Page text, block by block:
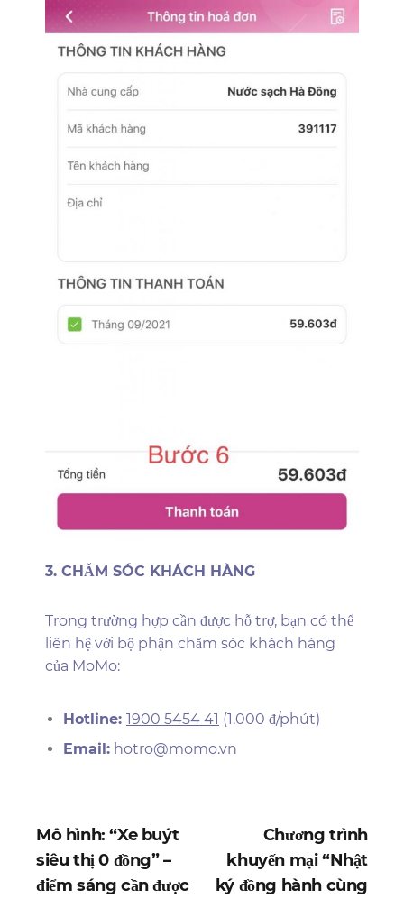
3. CHĂM SÓC KHÁCH HÀNG
Trong trường hợp cần được hỗ trợ, bạn có thể
liên hệ với bộ phận chăm sóc khách hàng
của MoMo:
Hotline: 1900 5454 41 (1.000 đ/phút)
Email: hotro@momo.vn
Mô hình: “Xe buýt
siêu thị 0 đồng” –
điểm sáng cần được
Chương trình
khuyến mại “Nhật
ký đồng hành cùng